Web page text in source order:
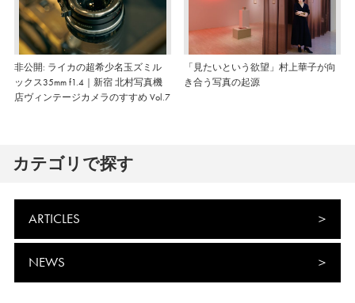
非公開: ライカの超希少名玉ズミル
ックス35mm f1.4｜新宿 北村写真機
店ヴィンテージカメラのすすめ Vol.7
「見たいという欲望」村上華子が向
き合う写真の起源
カテゴリで探す
ARTICLES
NEWS